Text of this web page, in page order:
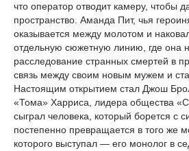
что оператор отводит камеру, чтобы
пространство. Аманда Пит, чья
оказывается между молотом и
отдельную сюжетную линию, где она
расследование странных смертей в
связь между своим новым мужем и
Настоящим открытием стал Джош
«Тома» Харриса, лидера общества
сыграл человека, который борется с
постепенно превращается в того же
которого выступал — его монолог в